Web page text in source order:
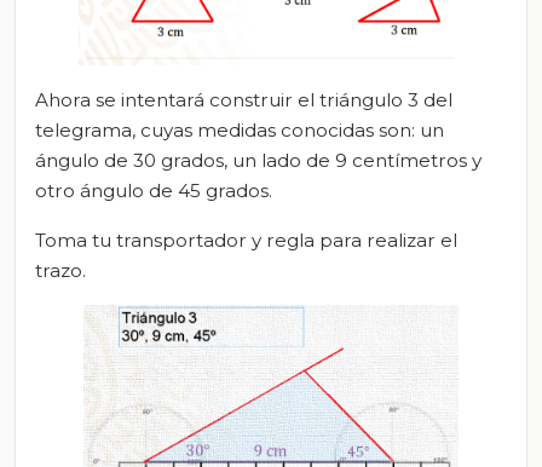
Ahora se intentará construir el triángulo 3 del
telegrama, cuyas medidas conocidas son: un
ángulo de 30 grados, un lado de 9 centímetros y
otro ángulo de 45 grados.
Toma tu transportador y regla para realizar el
trazo.